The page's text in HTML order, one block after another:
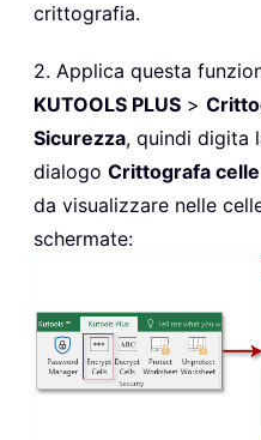
crittografia.
2. Applica questa
KUTOOLS PLUS >
Sicurezza, quindi digita
dialogo Crittografa celle
da visualizzare nelle
schermate: